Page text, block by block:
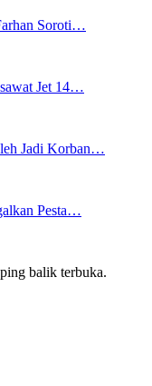
Soroti…
Jet 14…
Jadi Korban…
Pesta…
balik terbuka.